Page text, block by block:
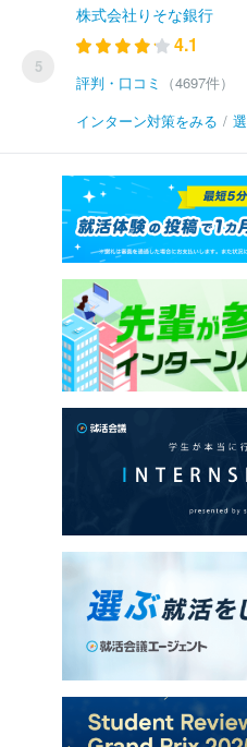
5
株式会社りそな銀行
4.1
評判・口コミ
（4697件）
インターン対策をみる /